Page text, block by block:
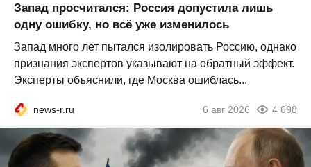
Запад просчитался: Россия допустила лишь
одну ошибку, но всё уже изменилось
Запад много лет пытался изолировать Россию, однако
признания экспертов указывают на обратный эффект.
Эксперты объяснили, где Москва ошиблась...
news-r.ru 6 авг 2026 4 698